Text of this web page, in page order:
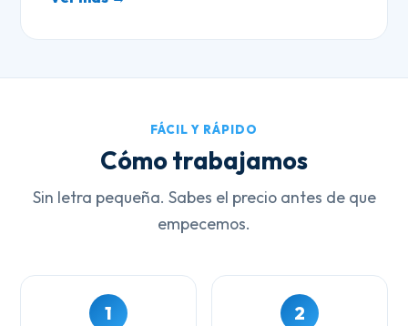
FÁCIL Y RÁPIDO
Cómo trabajamos
Sin letra pequeña. Sabes el precio antes de que
empecemos.
1 2